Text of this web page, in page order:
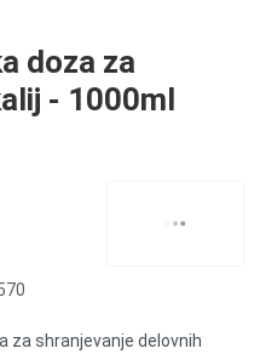
doza za
- 1000ml
za shranjevanje delovnih